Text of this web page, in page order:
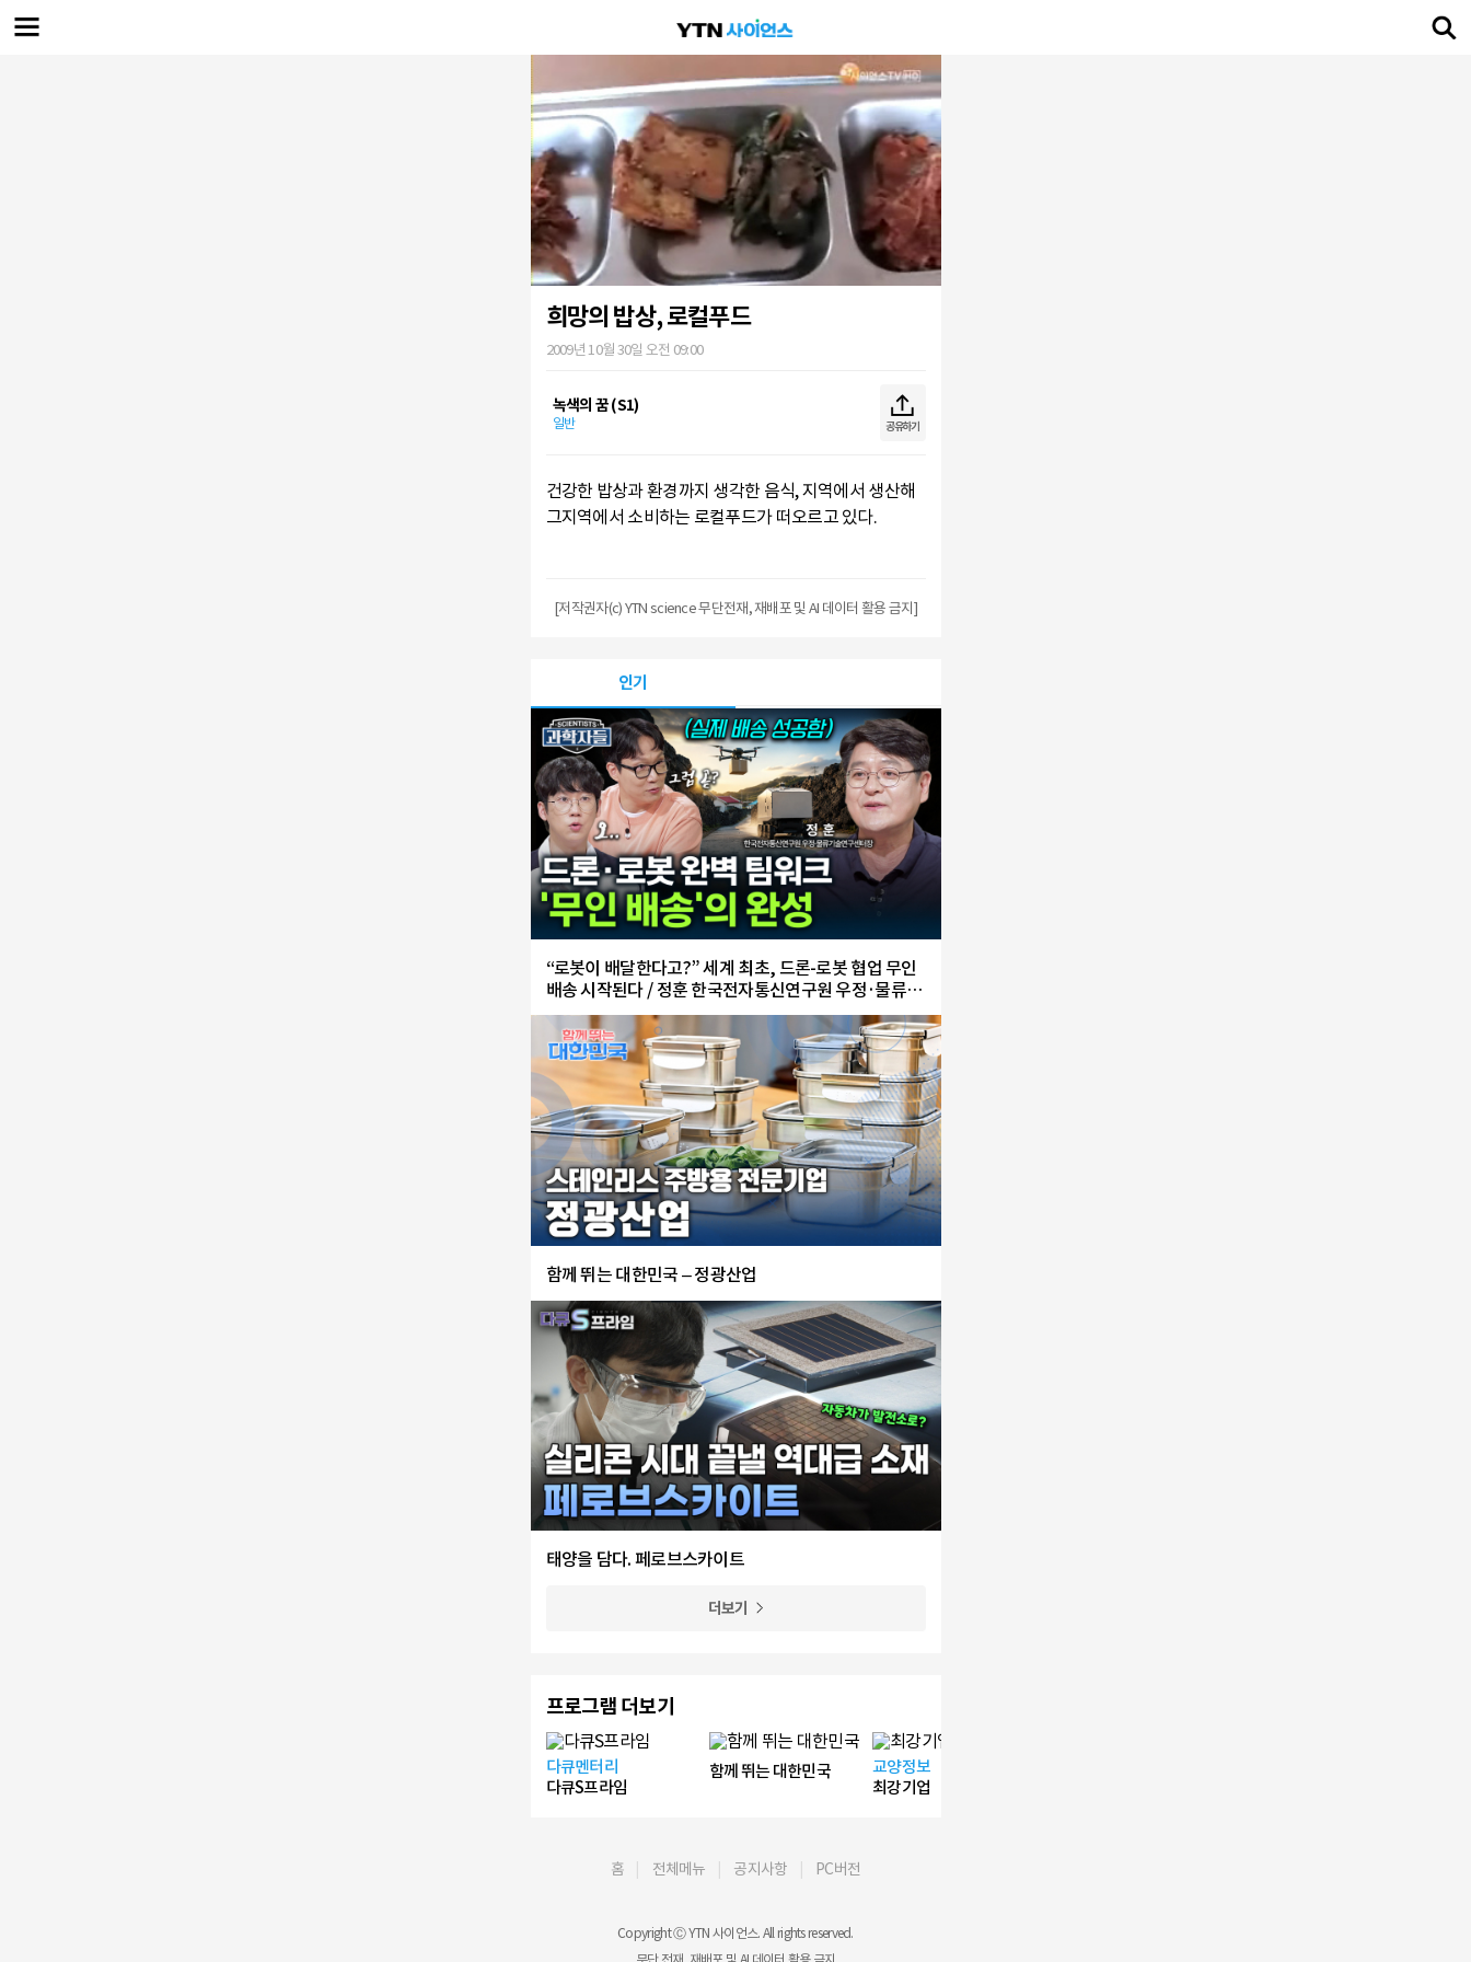
희망의 밥상, 로컬푸드
2009년 10월 30일 오전 09:00
녹색의 꿈 (S1)
일반 공유하기
건강한 밥상과 환경까지 생각한 음식, 지역에서 생산해
그지역에서 소비하는 로컬푸드가 떠오르고 있다.
[저작권자(c) YTN science 무단전재, 재배포 및 AI 데이터 활용 금지]
인기
“로봇이 배달한다고?” 세계 최초, 드론-로봇 협업 무인
배송 시작된다 / 정훈 한국전자통신연구원 우정·물류기
술연구센터장
함께 뛰는 대한민국 – 정광산업
태양을 담다. 페로브스카이트
더보기
프로그램 더보기
다큐멘터리
다큐S프라임
함께 뛰는 대한민국
교양정보
최강기업
홈 전체메뉴 공지사항 PC버전
Copyright Ⓒ YTN 사이언스. All rights reserved.